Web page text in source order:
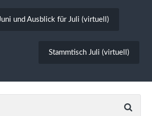
und Ausblick für Juli (virtuell)
Stammtisch Juli (virtuell)